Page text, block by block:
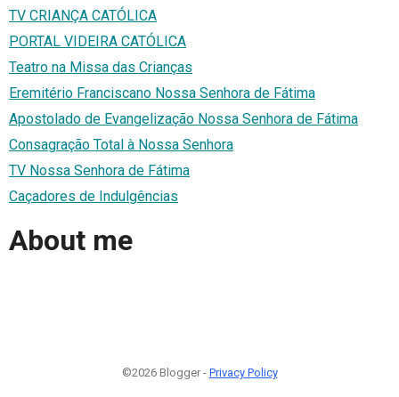
TV CRIANÇA CATÓLICA
PORTAL VIDEIRA CATÓLICA
Teatro na Missa das Crianças
Eremitério Franciscano Nossa Senhora de Fátima
Apostolado de Evangelização Nossa Senhora de Fátima
Consagração Total à Nossa Senhora
TV Nossa Senhora de Fátima
Caçadores de Indulgências
About me
©2026 Blogger - Privacy Policy